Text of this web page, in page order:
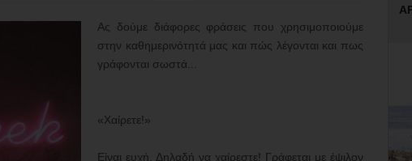
Ας δούμε διάφορες φράσεις που χρησιμοποιούμε
στην καθημερινότητά μας και πώς λέγονται και πως
γράφονται σωστά...
«Χαίρετε!»
Είναι ευχή. Δηλαδή να χαίρεστε! Γράφεται με έψιλον